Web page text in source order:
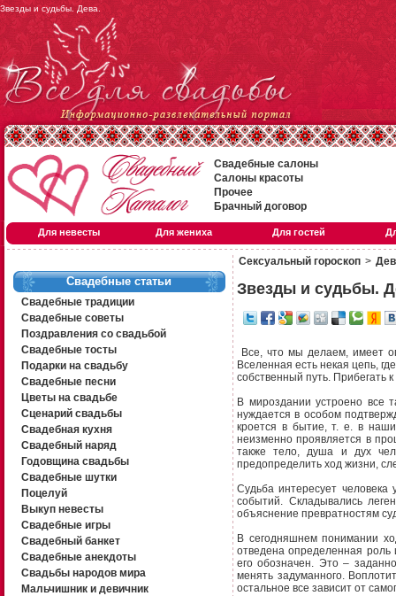
Звезды и судьбы. Дева.
Свадебные салоны
Салоны красоты
Прочее
Брачный договор
Для невесты Для жениха Для гостей
Свадебные статьи
Свадебные традиции
Свадебные советы
Поздравления со свадьбой
Свадебные тосты
Подарки на свадьбу
Свадебные песни
Цветы на свадьбе
Сценарий свадьбы
Свадебная кухня
Свадебный наряд
Годовщина свадьбы
Свадебные шутки
Поцелуй
Выкуп невесты
Свадебные игры
Свадебный банкет
Свадебные анекдоты
Свадьбы народов мира
Мальчишник и девичник
Сексуальный гороскоп >
Звезды и судьбы.
Все, что мы делаем, имеет
Вселенная есть некая цепь,
собственный путь. Прибегать
В мироздании устроено все
нуждается в особом
кроется в бытие, т. е. в
неизменно проявляется в
также тело, душа и дух
предопределить ход жизни,
Судьба интересует
событий. Складывались
объяснение превратностям
В сегодняшнем понимании
отведена определенная
его обозначен. Это –
менять задуманного.
остальное все зависит от